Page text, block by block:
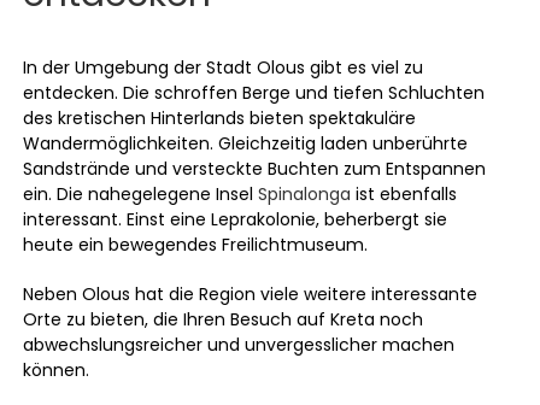
In der Umgebung der Stadt Olous gibt es viel zu
entdecken. Die schroffen Berge und tiefen Schluchten
des kretischen Hinterlands bieten spektakuläre
Wandermöglichkeiten. Gleichzeitig laden unberührte
Sandstrände und versteckte Buchten zum Entspannen
ein. Die nahegelegene InselSpinalonga ist ebenfalls
interessant. Einst eine Leprakolonie, beherbergt sie
heute ein bewegendes Freilichtmuseum.
Neben Olous hat die Region viele weitere interessante
Orte zu bieten, die Ihren Besuch auf Kreta noch
abwechslungsreicher und unvergesslicher machen
können.